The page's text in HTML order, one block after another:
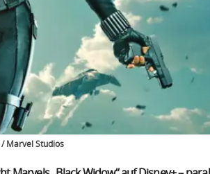
Marvel Studios